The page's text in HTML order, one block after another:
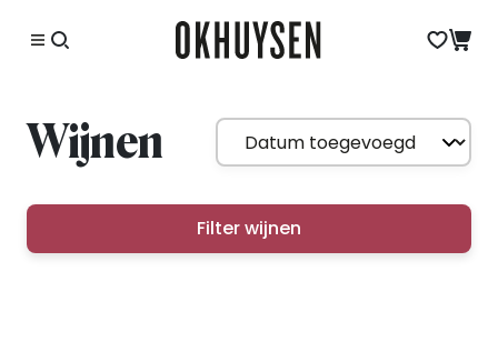
Wijnen
Filter wijnen